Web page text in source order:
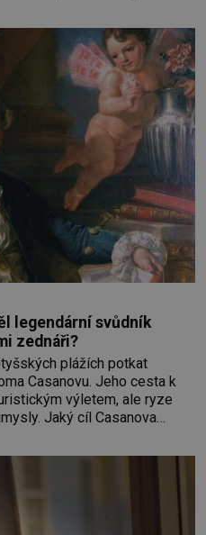
jsem odešla z rodného
legendární svůdník
zednáři?
plážích potkat
Casanovu. Jeho cesta k
výletem, ale ryze
Jaký cíl Casanova
tamní zednářské lóže.
protože do